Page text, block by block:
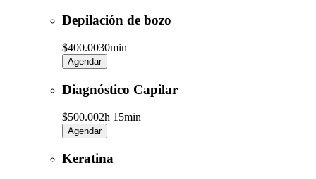
Depilación de bozo
$400.0030min
Agendar
Diagnóstico Capilar
$500.002h 15min
Agendar
Keratina